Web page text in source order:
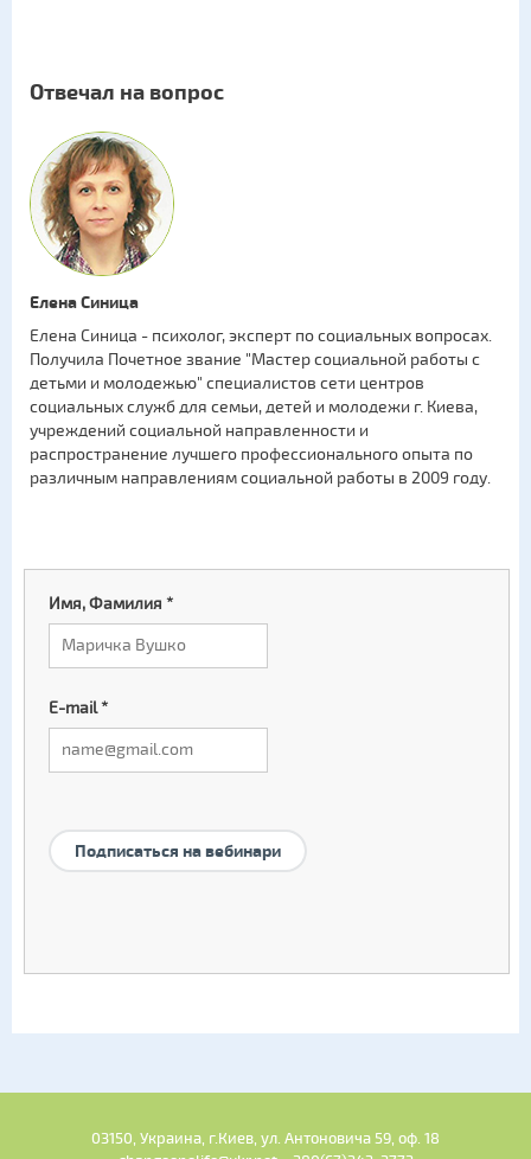
Отвечал на вопрос
Елена Синица
Елена Синица - психолог, эксперт по социальных вопросах.
Получила Почетное звание "Мастер социальной работы с
детьми и молодежью" специалистов сети центров
социальных служб для семьи, детей и молодежи г. Киева,
учреждений социальной направленности и
распространение лучшего профессионального опыта по
различным направлениям социальной работы в 2009 году.
Имя, Фамилия *
E-mail*
Подписаться на вебинари
03150, Украина, г.Киев, ул. Антоновича 59, оф. 18